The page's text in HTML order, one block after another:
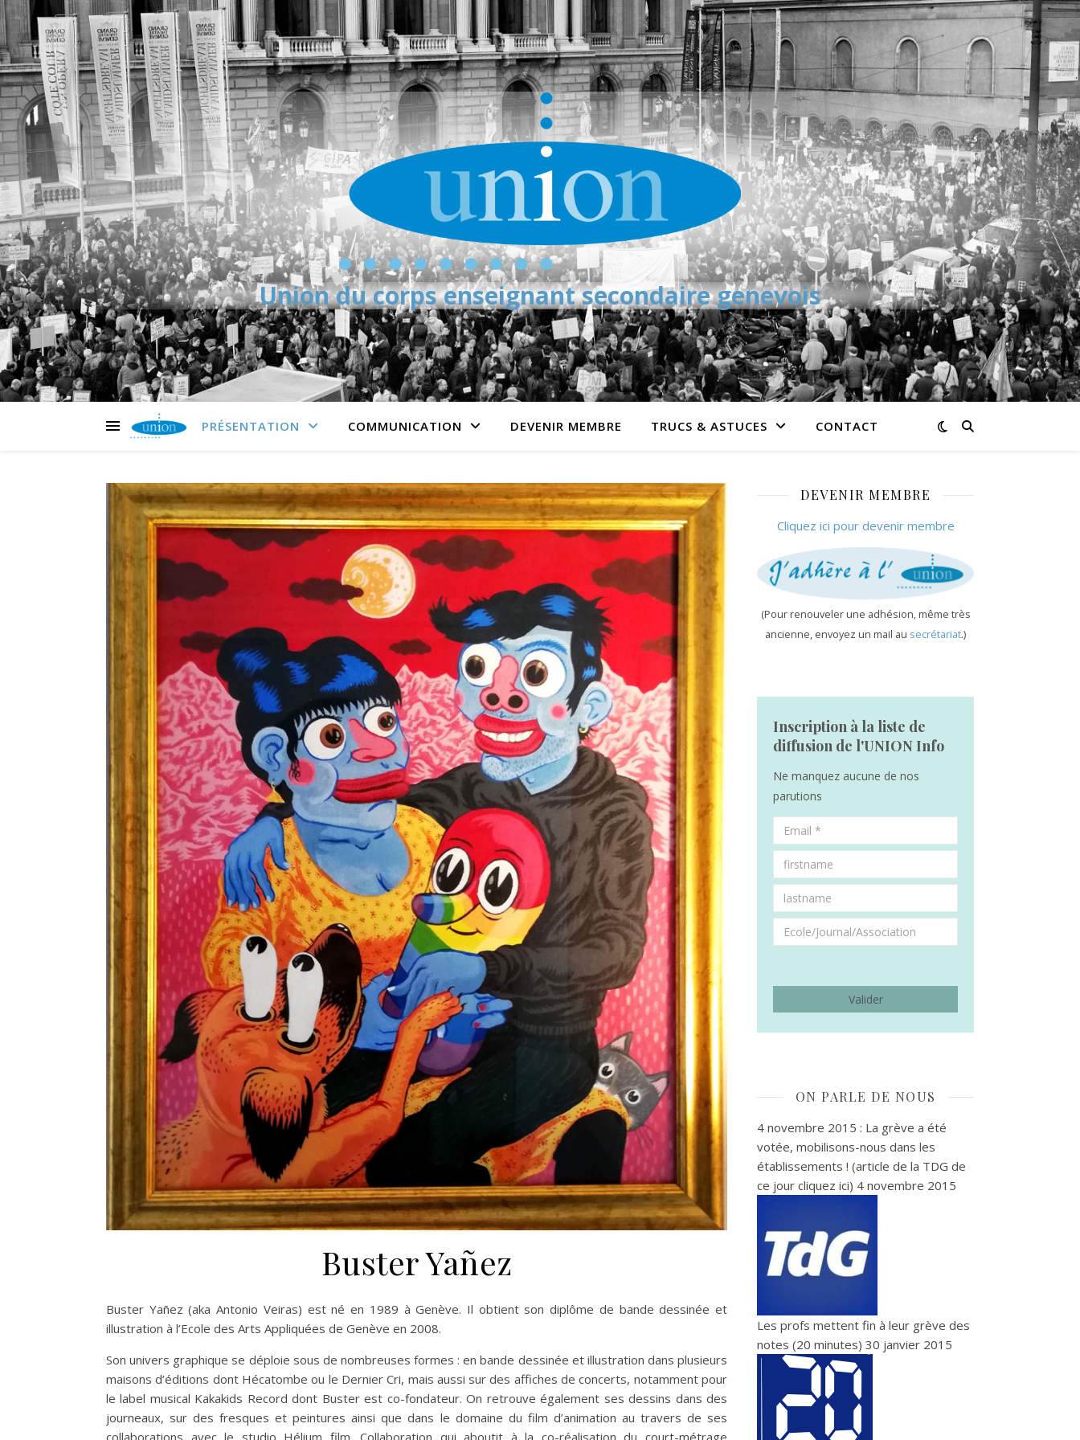
Union du corps enseignant secondaire genevois
PRÉSENTATION COMMUNICATION DEVENIR MEMBRE TRUCS & ASTUCES CONTACT
Buster Yañez
Buster Yañez (aka Antonio Veiras) est né en 1989 à Genève. Il obtient son diplôme de bande dessinée et
illustration à l’Ecole des Arts Appliquées de Genève en 2008.
Son univers graphique se déploie sous de nombreuses formes : en bande dessinée et illustration dans plusieurs
maisons d’éditions dont Hécatombe ou le Dernier Cri, mais aussi sur des affiches de concerts, notamment pour
le label musical Kakakids Record dont Buster est co-fondateur. On retrouve également ses dessins dans des
journeaux, sur des fresques et peintures ainsi que dans le domaine du film d’animation au travers de ses
DEVENIR MEMBRE
Cliquez ici pour devenir membre
(Pour renouveler une adhésion, même très
ancienne, envoyez un mail au secrétariat.)
Inscription à la liste de
diffusion de l'UNION Info
Ne manquez aucune de nos
parutions
ON PARLE DE NOUS
4 novembre 2015 : La grève a été
votée, mobilisons-nous dans les
établissements ! (article de la TDG de
ce jour cliquez ici) 4 novembre 2015
Les profs mettent fin à leur grève des
notes (20 minutes) 30 janvier 2015